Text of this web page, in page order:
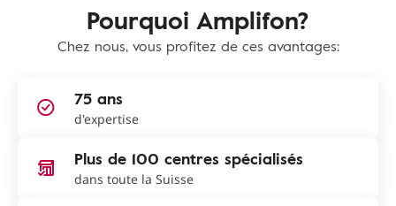
Pourquoi Amplifon?
Chez nous, vous profitez de ces avantages:
75 ans
d'expertise
Plus de 100 centres spécialisés
dans toute la Suisse